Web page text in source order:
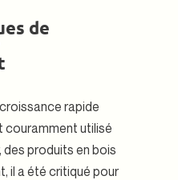
de
rapide
couramment utilisé
des produits en bois
il a été critiqué pour